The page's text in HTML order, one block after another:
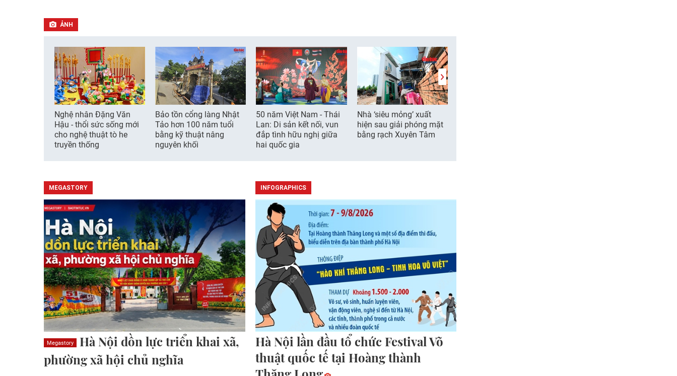
ẢNH
Nghệ nhân Đặng Văn
Hậu - thổi sức sống mới
cho nghệ thuật tò he
truyền thống
Bảo tồn cổng làng Nhật
Tảo hơn 100 năm tuổi
bằng kỹ thuật nâng
nguyên khối
50 năm Việt Nam - Thái
Lan: Di sản kết nối, vun
đắp tình hữu nghị giữa
hai quốc gia
Nhà ‘siêu mỏng’ xuất
hiện sau giải phóng mặt
bằng rạch Xuyên Tâm
MEGASTORY
Megastory
Hà Nội dồn lực triển khai xã,
phường xã hội chủ nghĩa
INFOGRAPHICS
Hà Nội lần đầu tổ chức Festival Võ
thuật quốc tế tại Hoàng thành